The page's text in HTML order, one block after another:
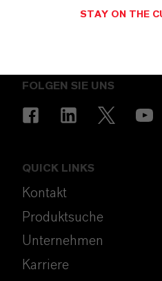
FOLGEN SIE UNS
QUICK LINKS
Kontakt
Produktsuche
Unternehmen
Karriere
STAY ON THE